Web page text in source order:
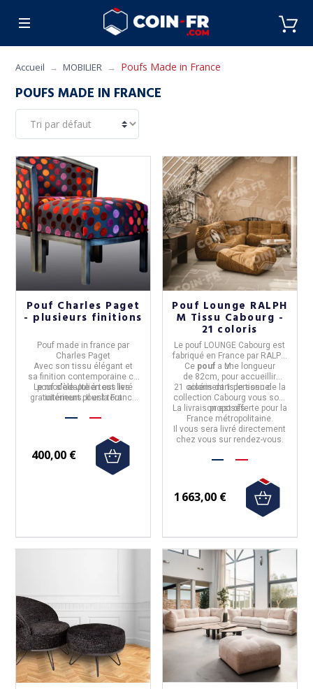
CUISINE MOBILIER
Accueil MOBILIER Poufs Made in France
POUFS MADE IN FRANCE
Pouf Charles Paget
- plusieurs finitions
Pouf made in france par
Charles Paget
Avec son tissu élégant et
safinition contemporaine ce
pouf s'adapte à tous les
intérieurs. Il est tout
au fauteuil Julien.
Le modèle Julien est livré
gratuitement pour la France
400,00 €
Pouf Lounge RALPH
M Tissu Cabourg -
21 coloris
Le pouf LOUNGE Cabourg est
fabriqué en France par RALPH
M.
Ce pouf a une longueur
de 82cm , pour accueillir
aisément1 personne.
21 colorisdans le tissu de la
collection Cabourg vous sont
proposés.
La livraison est offerte pour la
France métropolitaine.
Il vous sera livré directement
chez vous sur rendez-vous.
1 663,00 €